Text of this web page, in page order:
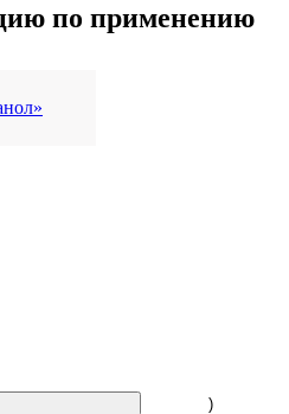
по применению
)